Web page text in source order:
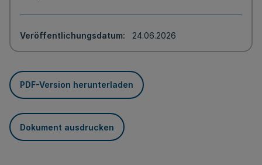
Veröffentlichungsdatum 24.06.2026
PDF-Version herunterladen
Dokument ausdrucken